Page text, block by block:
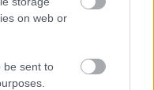
on web or
be sent to